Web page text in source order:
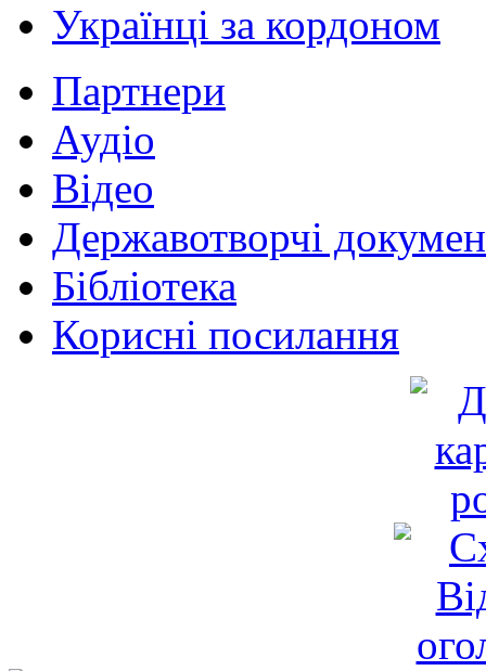
Українці за кордоном
Партнери
Аудіо
Відео
Державотворчі
Бібліотека
Корисні посилання